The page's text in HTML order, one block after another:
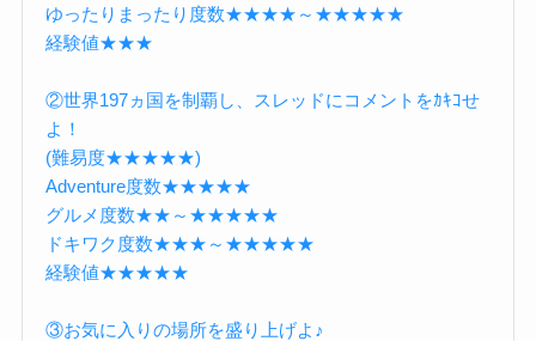
ゆったりまったり度数★★★★～★★★★★
経験値★★★
②世界197ヵ国を制覇し、スレッドにコメントをｶｷｺせ
よ！
(難易度★★★★★)
Adventure度数★★★★★
グルメ度数★★～★★★★★
ドキワク度数★★★～★★★★★
経験値★★★★★
③お気に入りの場所を盛り上げよ♪